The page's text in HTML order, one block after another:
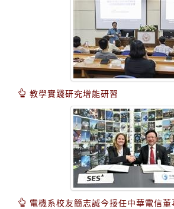
教學實踐研究增能研習
電機系校友簡志誠今接任中華電信董